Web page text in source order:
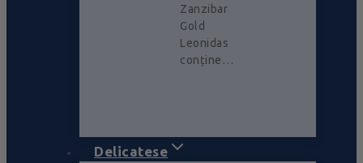
Zanzibar
Gold
Leonidas
conține…
Delicatese